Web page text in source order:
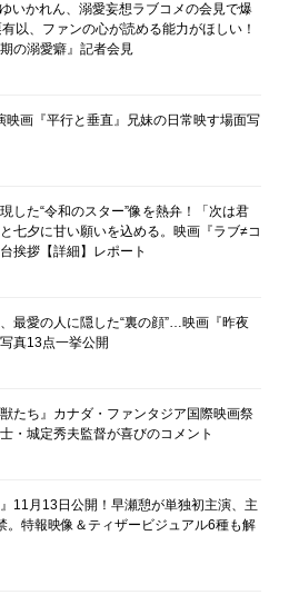
いかれん、溺愛妄想ラブコメの会見で爆
以、ファンの心が読める能力がほしい！
の溺愛癖』記者会見
映画『平行と垂直』兄妹の日常映す場面写
した“令和のスター”像を熱弁！「次は君
七夕に甘い願いを込める。映画『ラブ≠コ
挨拶【詳細】レポート
最愛の人に隠した“裏の顔”…映画『昨夜
真13点一挙公開
たち』カナダ・ファンタジア国際映画祭
・城定秀夫監督が喜びのコメント
11月13日公開！早瀬憩が単独初主演、主
。特報映像＆ティザービジュアル6種も解